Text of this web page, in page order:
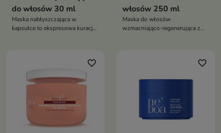
do włosów 30 ml
Maska nabłyszczająca w
kapsułce to ekspresowa kuracja
włosów 250 ml
Maska do włosów
wzmacniająco-regenerująca z
strukturę włosów, wzmacnia je i
Zapewnia optymalne nawilżenie,
favorite_border favorite_border